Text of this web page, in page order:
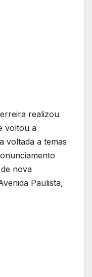
realizou
voltou a
voltada a temas
nova
Paulista,